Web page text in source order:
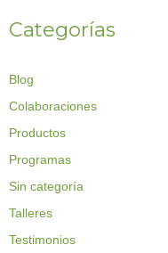
Categorías
Blog
Colaboraciones
Productos
Programas
Sin categoría
Talleres
Testimonios